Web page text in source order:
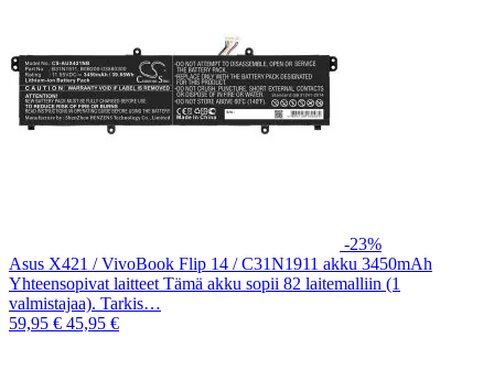
-23%
Asus X421 / VivoBook Flip 14 / C31N1911 akku 3450mAh
Yhteensopivat laitteet Tämä akku sopii 82 laitemalliin (1
valmistajaa). Tarkis…
59,95 € 45,95 €